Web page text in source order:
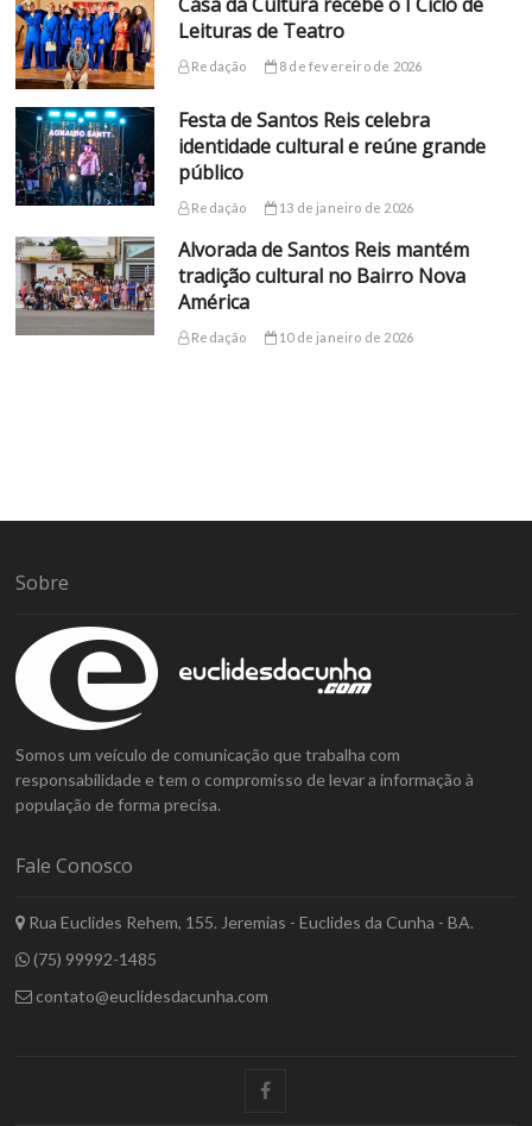
Leituras de Teatro
Redação 8 de fevereiro de 2026
Festa de Santos Reis celebra
identidade cultural e reúne grande
público
Redação 13 de janeiro de 2026
Alvorada de Santos Reis mantém
tradição cultural no Bairro Nova
América
Redação 10 de janeiro de 2026
Sobre
Somos um veículo de comunicação que trabalha com
responsabilidade e tem o compromisso de levar a informação à
população de forma precisa.
Fale Conosco
Rua Euclides Rehem, 155. Jeremias - Euclides da Cunha - BA.
(75) 99992-1485
contato@euclidesdacunha.com
facebook